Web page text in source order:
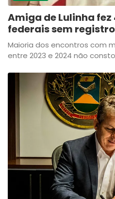
Amiga de Lulinha
federais sem registro
Maioria dos encontros com
entre 2023 e 2024 não